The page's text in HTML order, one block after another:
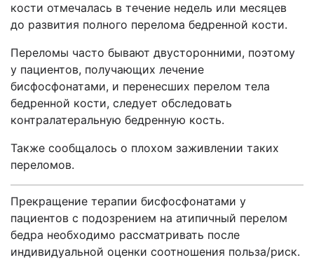
кости отмечалась в течение недель или месяцев
до развития полного перелома бедренной кости.
Переломы часто бывают двусторонними, поэтому
у пациентов, получающих лечение
бисфосфонатами, и перенесших перелом тела
бедренной кости, следует обследовать
контралатеральную бедренную кость.
Также сообщалось о плохом заживлении таких
переломов.
Прекращение терапии бисфосфонатами у
пациентов с подозрением на атипичный перелом
бедра необходимо рассматривать после
индивидуальной оценки соотношения польза/риск.